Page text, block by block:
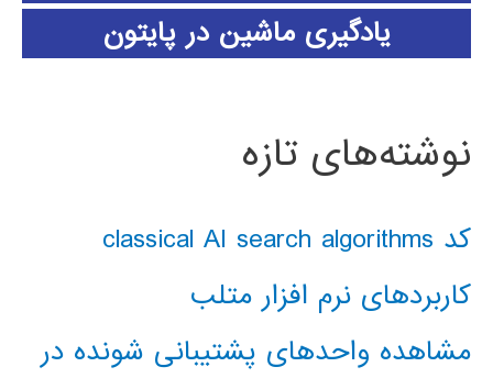
یادگیری ماشین در پایتون
نوشته‌های تازه
کد classical AI search algorithms
کاربردهای نرم افزار متلب
مشاهده واحدهای پشتیبانی شونده در